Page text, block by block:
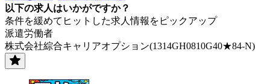
以下の求人はいかがですか？
条件を緩めてヒットした求人情報をピックアップ
派遣労働者
株式会社綜合キャリアオプション(1314GH0810G40★84-N)